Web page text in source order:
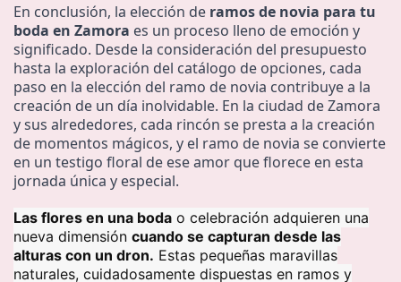
En conclusión, la elección de ramos de novia para tu
boda en Zamora es un proceso lleno de emoción y
significado. Desde la consideración del presupuesto
hasta la exploración del catálogo de opciones, cada
paso en la elección del ramo de novia contribuye a la
creación de un día inolvidable. En la ciudad de Zamora
y sus alrededores, cada rincón se presta a la creación
de momentos mágicos, y el ramo de novia se convierte
en un testigo floral de ese amor que florece en esta
jornada única y especial.
Las flores en una boda o celebración adquieren una
nueva dimensión cuando se capturan desde las
alturas con un dron. Estas pequeñas maravillas
naturales, cuidadosamente dispuestas en ramos y